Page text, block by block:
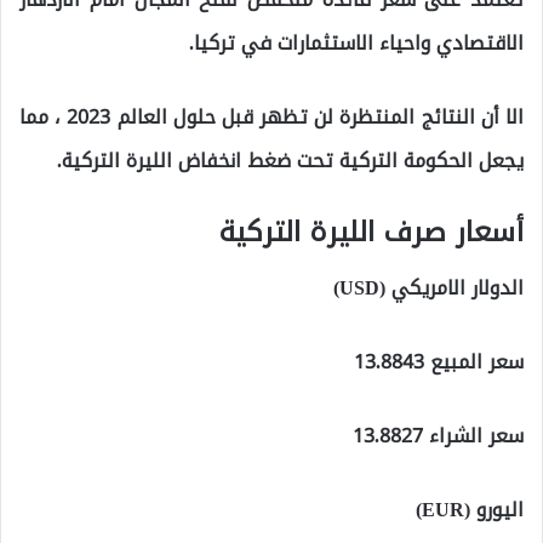
الاقتصادي واحياء الاستثمارات في تركيا.
الا أن النتائج المنتظرة لن تظهر قبل حلول العالم 2023 ، مما
يجعل الحكومة التركية تحت ضغط انخفاض الليرة التركية.
أسعار صرف الليرة التركية
الدولار الامريكي (USD)
سعر المبيع 13.8843
سعر الشراء 13.8827
اليورو (EUR)